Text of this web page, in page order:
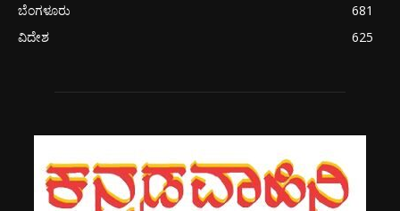
ಬೆಂಗಳೂರು
681
ವಿದೇಶ
625